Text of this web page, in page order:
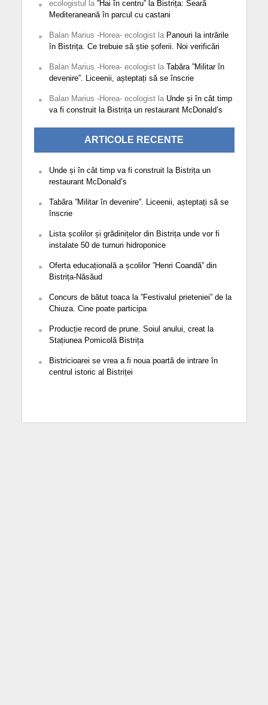
ecologistul la ”Hai în centru” la Bistrița: Seară
Mediteraneană în parcul cu castani
Balan Marius -Horea- ecologistla Panouri la intrările
în Bistrița. Ce trebuie să știe șoferii. Noi verificări
Balan Marius -Horea- ecologistla Tabăra ”Militar în
devenire”. Liceenii, așteptați să se înscrie
Balan Marius -Horea- ecologistla Unde și în cât timp
va fi construit la Bistrița un restaurant McDonald’s
ARTICOLE RECENTE
Unde și în cât timp va fi construit la Bistrița un
restaurant McDonald’s
Tabăra ”Militar în devenire”. Liceenii, așteptați să se
înscrie
Lista școlilor și grădinițelor din Bistrița unde vor fi
instalate 50 de turnuri hidroponice
Oferta educațională a școlilor ”Henri Coandă” din
Bistrița-Năsăud
Concurs de bătut toaca la ”Festivalul prieteniei” de la
Chiuza. Cine poate participa
Producție record de prune. Soiul anului, creat la
Stațiunea Pomicolă Bistrița
Bistricioarei se vrea a fi noua poartă de intrare în
centrul istoric al Bistriței